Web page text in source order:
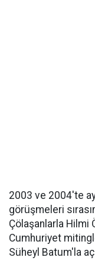
2003 ve 2004'te
görüşmeleri
Çölaşanlarla Hilmi
Cumhuriyet
Süheyl Batum'la